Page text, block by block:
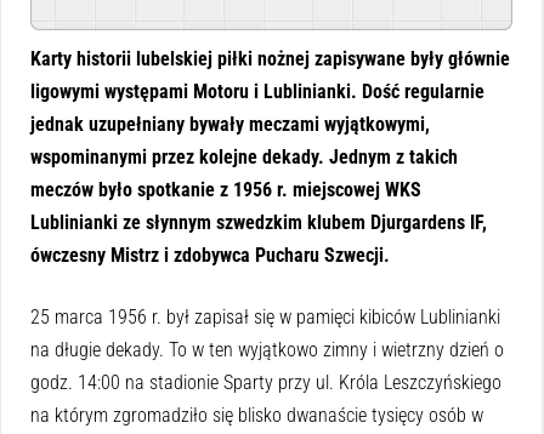
Karty historii lubelskiej piłki nożnej zapisywane były głównie
ligowymi występami Motoru i Lublinianki. Dość regularnie
jednak uzupełniany bywały meczami wyjątkowymi,
wspominanymi przez kolejne dekady. Jednym z takich
meczów było spotkanie z 1956 r. miejscowej WKS
Lublinianki ze słynnym szwedzkim klubem Djurgardens IF,
ówczesny Mistrz i zdobywca Pucharu Szwecji.
25 marca 1956 r. był zapisał się w pamięci kibiców Lublinianki
na długie dekady. To w ten wyjątkowo zimny i wietrzny dzień o
godz. 14:00 na stadionie Sparty przy ul. Króla Leszczyńskiego
na którym zgromadziło się blisko dwanaście tysięcy osób w